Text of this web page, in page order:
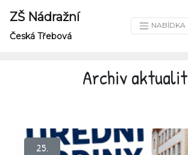
ZŠ Nádražní
Česká Třebová
NABÍDKA
Archiv aktualit
25.